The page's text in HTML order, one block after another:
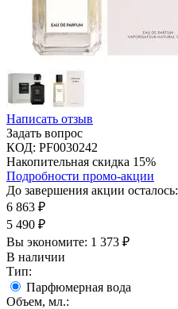
Написать отзыв
Задать вопрос
КОД: PF0030242
Накопительная скидка 15%
Подробности промо-акции
До завершения акции осталось:
6 863 ₽
5 490 ₽
Вы экономите: 1 373 ₽
В наличии
Тип:
Парфюмерная вода
Объем, мл.: